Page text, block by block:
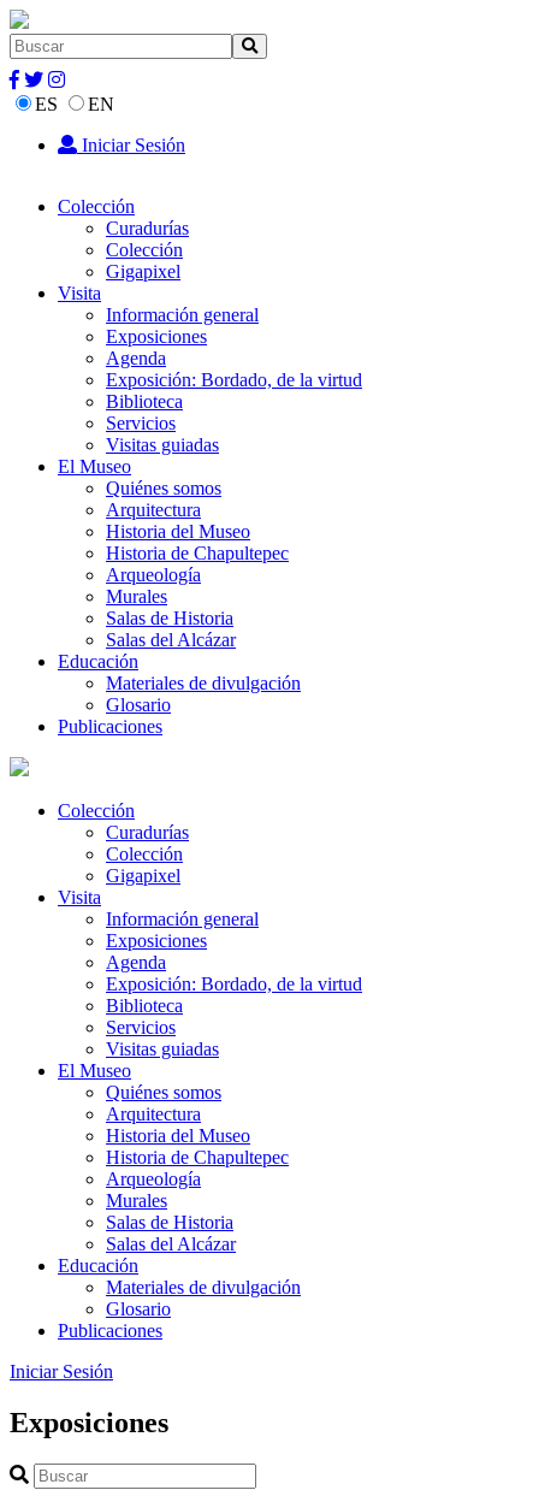
ES
EN
Iniciar Sesión
Colección
Curadurías
Colección
Gigapixel
Visita
Información general
Exposiciones
Agenda
Exposición: Bordado, de la virtud
Biblioteca
Servicios
Visitas guiadas
El Museo
Quiénes somos
Arquitectura
Historia del Museo
Historia de Chapultepec
Arqueología
Murales
Salas de Historia
Salas del Alcázar
Educación
Materiales de divulgación
Glosario
Publicaciones
Colección
Curadurías
Colección
Gigapixel
Visita
Información general
Exposiciones
Agenda
Exposición: Bordado, de la virtud
Biblioteca
Servicios
Visitas guiadas
El Museo
Quiénes somos
Arquitectura
Historia del Museo
Historia de Chapultepec
Arqueología
Murales
Salas de Historia
Salas del Alcázar
Educación
Materiales de divulgación
Glosario
Publicaciones
Iniciar Sesión
Exposiciones